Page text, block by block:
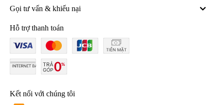
Gọi tư vấn & khiếu nại
Hỗ trợ thanh toán
Kết nối với chúng tôi